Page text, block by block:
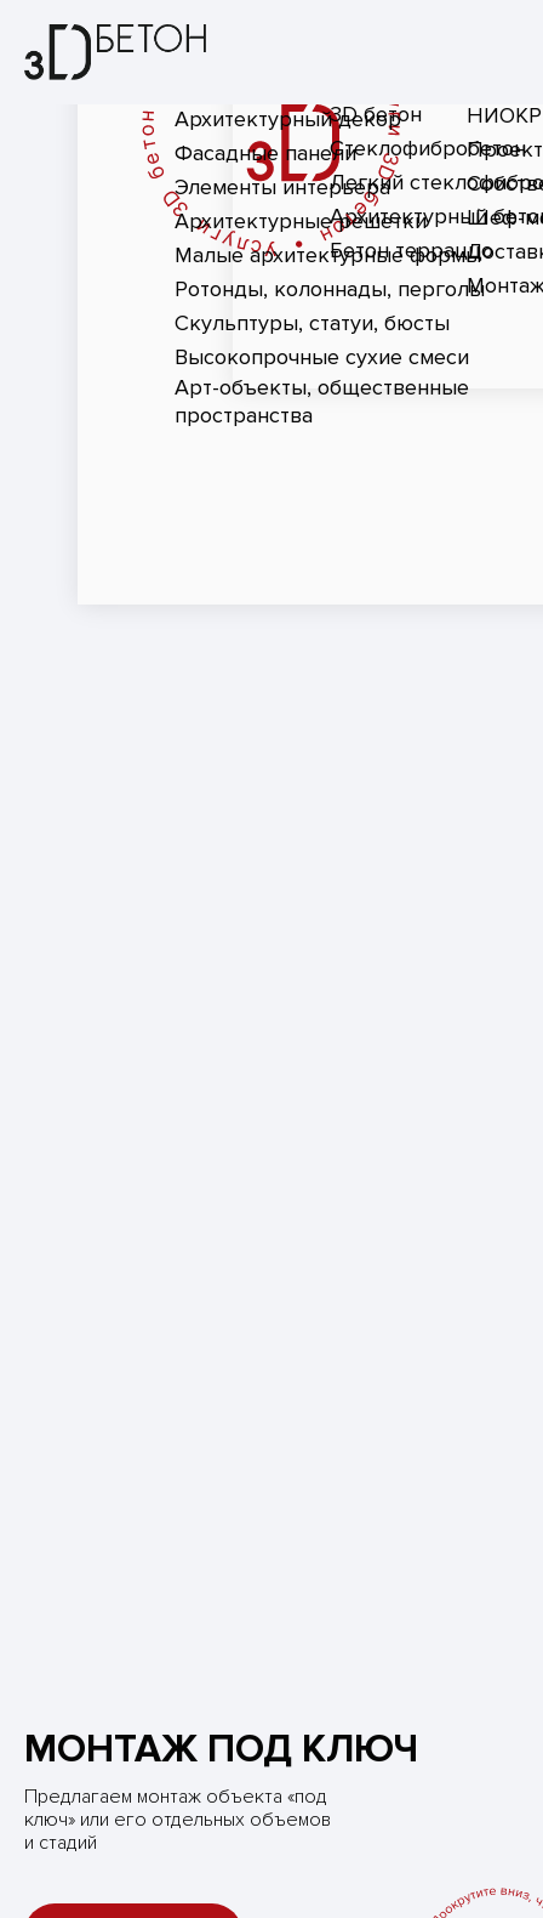
НИОКР
Шеф-
Архитектурный декор
Фасадные панели
Элементы интерьера
Архитектурные решетки
Малые архитектурные формы
Ротонды, колоннады, перголы
Скульптуры, статуи, бюсты
Высокопрочные сухие смеси
Арт-объекты, общественные
пространства
3D бетон
Стеклофибробетон
Легкий
Архитектурный
Бетон терраццо
Предлагаем монтаж объекта «под
ключ» или его отдельных объемов
и стадий
МОНТАЖ ПОД КЛЮЧ